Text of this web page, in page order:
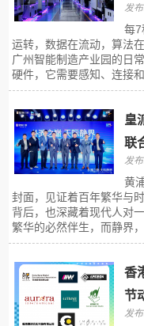
发
每7
运转，数据在流动，算法
广州智能制造产业园的日
硬件，它需要感知、连接
皇
联
发
黄
封面，见证着百年繁华与
背后，也深藏着现代人对
繁华的必然伴生，而静界
香
节
发